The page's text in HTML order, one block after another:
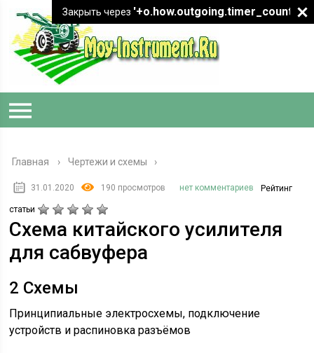
Главная › Чертежи и схемы
31.01.2020 190 просмотров нет комментариев Рейтинг
статьи
Схема китайского усилителя
для сабвуфера
2 Схемы
Принципиальные электросхемы, подключение
устройств и распиновка разъёмов
Закрыть через '+o.how.outgoing.timer_count+"